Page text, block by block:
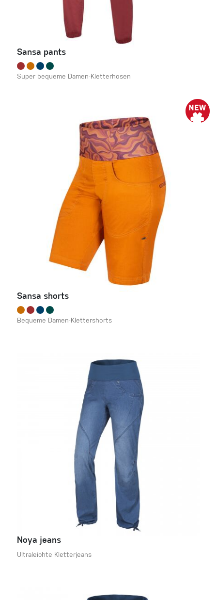
Sansa pants
Super bequeme Damen-Kletterhosen
Sansa shorts
Bequeme Damen-Klettershorts
Noya jeans
Ultraleichte Kletterjeans